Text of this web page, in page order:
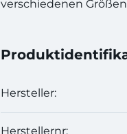
verschiedenen
Hersteller:
Herstellernr: